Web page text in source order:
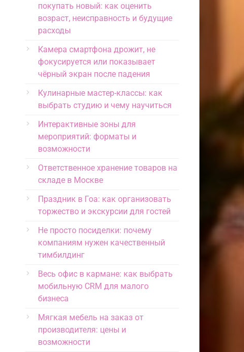
покупать новый: как оценить
возраст, неисправность и будущие
расходы
Камера смартфона дрожит, не
фокусируется или показывает
чёрный экран после падения
Кулинарные мастер-классы: как
выбрать студию и чему научиться
Интерактивные зоны для
мероприятий: форматы и
возможности
Ответственное хранение товаров на
складе в Москве
Праздник в Гоа: как организовать
торжество и экскурсии для гостей
Не просто посиделки: почему
компаниям нужен качественный
тимбилдинг
Весь офис в кармане: как выбрать
мобильную CRM для малого
бизнеса
Мягкая мебель на заказ от
производителя: цены и
возможности